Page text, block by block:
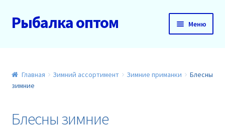
Перейти
к
Перейти
к
Рыбалка оптом Меню
О нас
Акции
Главная Зимний ассортимент Зимние приманки
Блесны
зимние
Блесны зимние